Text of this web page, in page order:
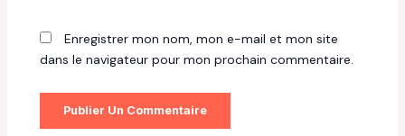
Enregistrer mon nom, mon e-mail et mon site
dans le navigateur pour mon prochain commentaire.